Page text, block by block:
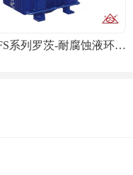
JZJFS系列罗茨-耐腐蚀液环真空机组